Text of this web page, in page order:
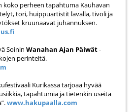
koko perheen tapahtuma Kauhavan
tori, huippuartistit lavalla, tivoli ja
kruunaavat juhannuksen.
Soinin Wanahan Ajan Päiwät-
perinteitä.
Kurikassa tarjoaa hyvää
tapahtumia ja tietenkin useita
www.hakupaalla.com